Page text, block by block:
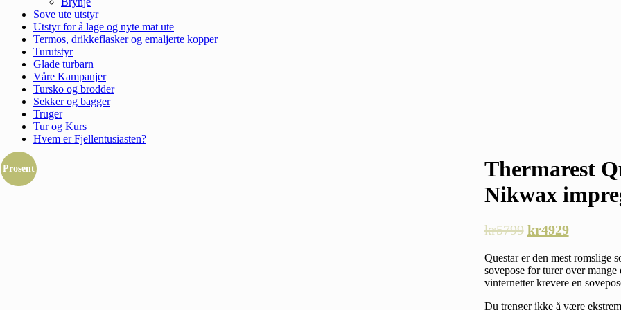
Sove ute utstyr
Utstyr for å lage og nyte mat ute
Termos, drikkeflasker og emaljerte kopper
Turutstyr
Glade turbarn
Våre Kampanjer
Tursko og brodder
Sekker og bagger
Truger
Tur og Kurs
Hvem er Fjellentusiasten?
Prosent
Thermarest
Nikwax
kr5799 kr4929
Questar er den mest romslige
sovepose for turer over
vinternetter krevere en
Du trenger ikke å være